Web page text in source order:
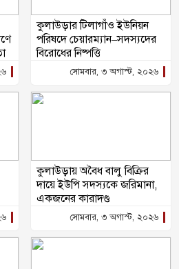
কুলাউড়ার টিলাগাঁও ইউনিয়ন
পরিষদে চেয়ারম্যান–সদস্যদের
বিরোধের নিষ্পত্তি
সোমবার, ৩ অগাস্ট, ২০২৬
কুলাউড়ায় অবৈধ বালু বিক্রির
দায়ে ইউপি সদস্যকে জরিমানা,
একজনের কারাদণ্ড
সোমবার, ৩ অগাস্ট, ২০২৬